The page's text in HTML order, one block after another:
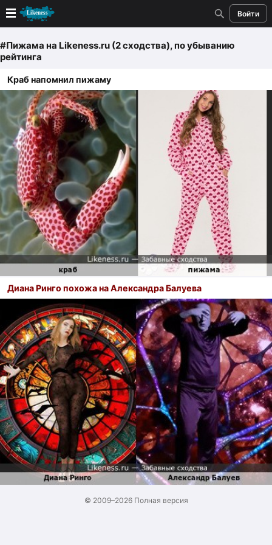
Войти
Новые
Лучшие
Голосование
Кандидаты
Случайное сходство 👍
Создать сходство
Для публикации необходима авторизация
Поиск
#Пижама на Likeness.ru (2 сходства), по убыванию
рейтинга
Краб напомнил пижаму
Диана Ринго похожа на Александра Балуева
© 2009–2026 Полная версия